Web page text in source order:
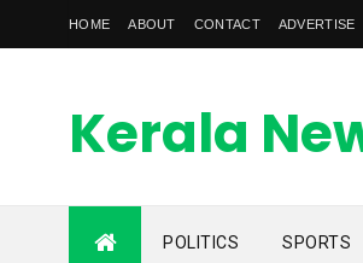
HOME ABOUT CONTACT ADVERTISE
Kerala
Feed
kerala news feed is the one of the best
POLITICS SPORTS